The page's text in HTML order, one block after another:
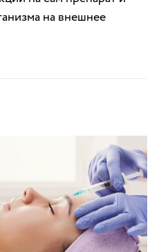
на внешнее